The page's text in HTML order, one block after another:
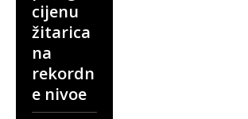
cijenu
žitarica
na
rekordn
e nivoe